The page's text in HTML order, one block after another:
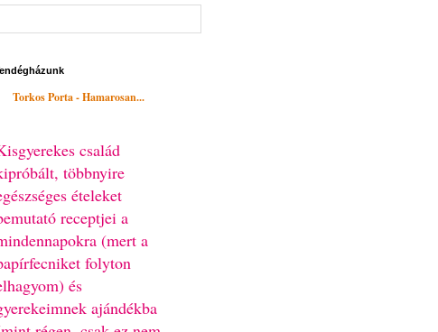
Torkos Porta - Hamarosan...
család
többnyire
ételeket
receptjei a
(mert a
folyton
és
ajándékba